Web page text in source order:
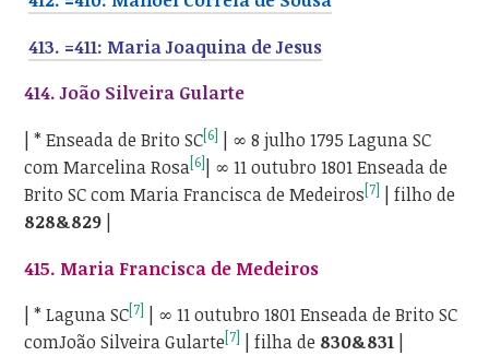
413. =411: Maria Joaquina de Jesus
414. João Silveira Gularte
| * Enseada de Brito SC[6]
| ∞ 8 julho 1795 Laguna SC
com Marcelina Rosa[6]
| ∞ 11 outubro 1801 Enseada de
Brito SC com Maria Francisca de Medeiros[7]
| filho de
828&829
415. Maria Francisca de Medeiros
| * Laguna SC[7]
| ∞ 11 outubro 1801 Enseada de Brito SC
comJoão Silveira Gularte[7] | filha de 830&831